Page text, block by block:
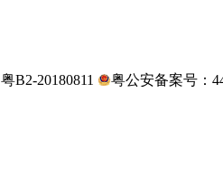
B2-20180811 粤公安备案号：